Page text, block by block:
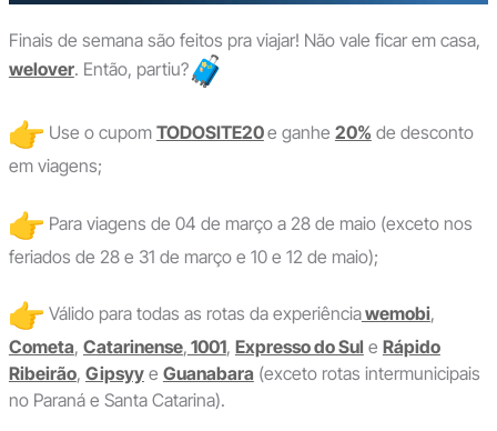
Finais de semana são feitos pra viajar! Não vale ficar em casa,
welover. Então, partiu?
Use o cupom TODOSITE20e ganhe 20%de desconto
em viagens;
Para viagens de 04 de março a 28 de maio (exceto nos
feriados de 28 e 31 de março e 10 e 12 de maio);
Válido para todas as rotas da experiênciawemobi,
Cometa, Catarinense, 1001, Expresso do Sul e Rápido
Ribeirão, Gipsyye Guanabara (exceto rotas intermunicipais
no Paraná e Santa Catarina).